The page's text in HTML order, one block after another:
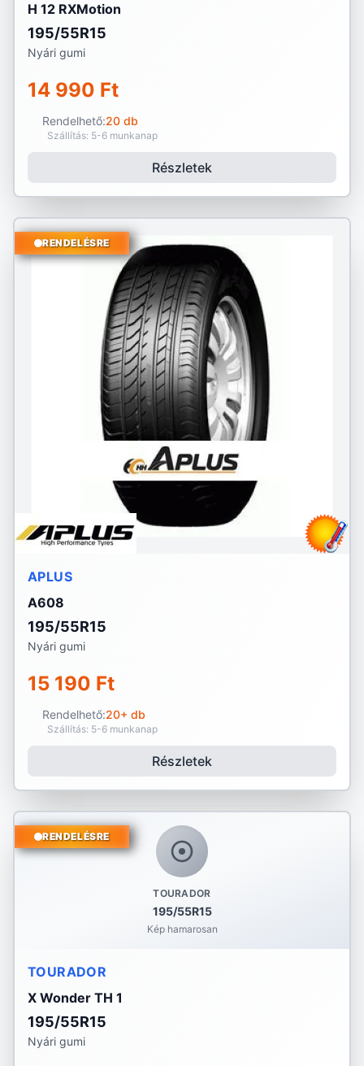
H 12 RXMotion
195/55R15
Nyári gumi
14 990 Ft
Rendelhető:20 db
Szállítás: 5-6 munkanap
Részletek
RENDELÉSRE
APLUS
A608
195/55R15
Nyári gumi
15 190 Ft
Rendelhető:20+ db
Szállítás: 5-6 munkanap
Részletek
TOURADOR
195/55R15
Kép hamarosan
RENDELÉSRE
TOURADOR
X Wonder TH 1
195/55R15
Nyári gumi